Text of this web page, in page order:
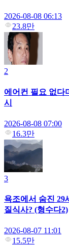
2026-08-08 06:13
23.8만
2
에어컨 필요 없다
시
2026-08-08 07:00
16.3만
3
욕조에서 숨진 29
질식사? (형수다2)
2026-08-07 11:01
15.5만